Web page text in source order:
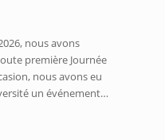
nous avons
première Journée
nous avons eu
un événement…